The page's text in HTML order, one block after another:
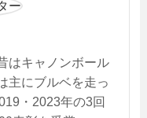
はキャノンボール
主にブルベを走っ
・2023年の3回